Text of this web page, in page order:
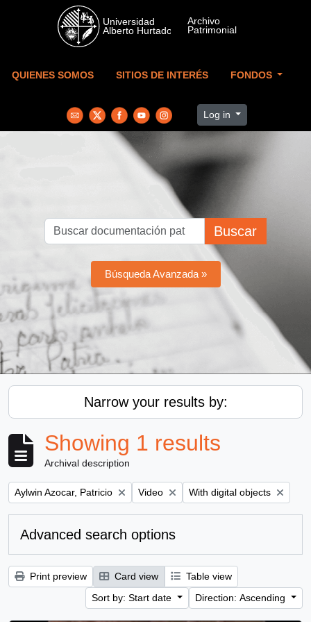
Skip to main content
QUIENES SOMOS SITIOS DE INTERÉS FONDOS
Log in
Buscar
Búsqueda Avanzada »
Narrow your results by:
Showing 1 results
Archival description
Remove filter:
Aylwin Azocar, Patricio Remove filter:
Video Remove filter:
With digital objects
Advanced search options
Print preview Card view
Table view
Sort by: Start date
Direction: Ascending